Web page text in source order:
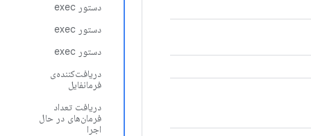
دستور exec
دستور exec
دستور exec
دریافت‌کننده‌ی
فرمانفایل
دریافت تعداد
فرمان‌های در حال
اجرا